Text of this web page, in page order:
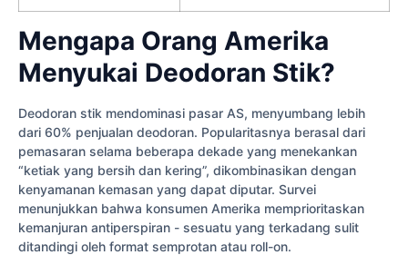
Mengapa Orang Amerika
Menyukai Deodoran Stik?
Deodoran stik mendominasi pasar AS, menyumbang lebih
dari 60% penjualan deodoran. Popularitasnya berasal dari
pemasaran selama beberapa dekade yang menekankan
“ketiak yang bersih dan kering”, dikombinasikan dengan
kenyamanan kemasan yang dapat diputar. Survei
menunjukkan bahwa konsumen Amerika memprioritaskan
kemanjuran antiperspiran - sesuatu yang terkadang sulit
ditandingi oleh format semprotan atau roll-on.